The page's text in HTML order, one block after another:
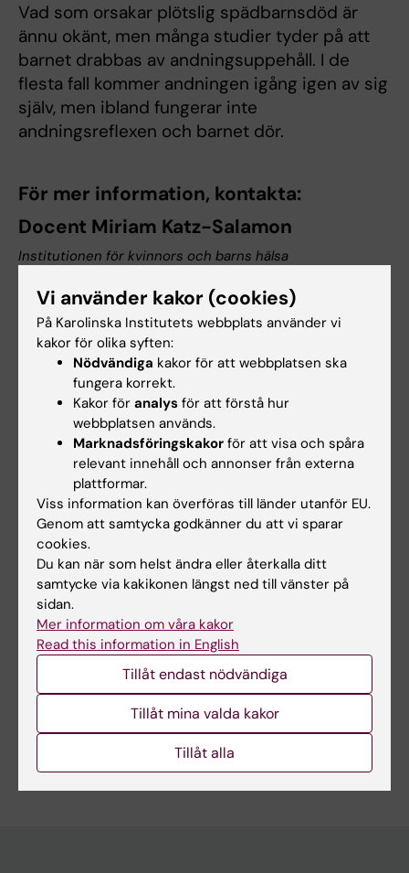
Vad som orsakar plötslig spädbarnsdöd är
ännu okänt, men många studier tyder på att
barnet drabbas av andningsuppehåll. I de
flesta fall kommer andningen igång igen av sig
själv, men ibland fungerar inte
andningsreflexen och barnet dör.
För mer information, kontakta:
Docent Miriam Katz-Salamon
Institutionen för kvinnors och barns hälsa
Arbete:
08-517 724 31
E-post:
Miriam.Katz‑Salamon@ki.se
Presstjänsten
08-524 860 77
E-post:
pressinfo@ki.se
Uppdaterad av:
Webb Admin 2013-11-26
Dela
Vi använder kakor (cookies)
På Karolinska Institutets webbplats använder vi
kakor för olika syften:
Nödvändiga kakor för att webbplatsen ska
fungera korrekt.
Kakor för analys för att förstå hur
webbplatsen används.
Marknadsföringskakor för att visa och spåra
relevant innehåll och annonser från externa
plattformar.
Viss information kan överföras till länder utanför EU.
Genom att samtycka godkänner du att vi sparar
cookies.
Du kan när som helst ändra eller återkalla ditt
samtycke via kakikonen längst ned till vänster på
sidan.
Mer information om våra kakor
Read this information in English
Tillåt endast nödvändiga
Tillåt mina valda kakor
Tillåt alla